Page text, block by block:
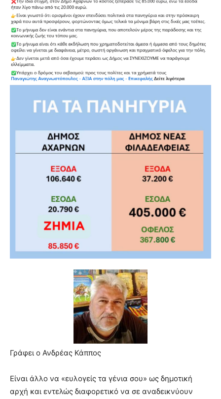
Γράφει ο Ανδρέας Κάππος
Είναι άλλο να «ευλογείς τα γένια σου» ως δημοτική
αρχή και εντελώς διαφορετικό να σε αναδεικνύουν